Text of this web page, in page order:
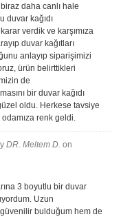
daha canlı hale
duvar kağıdı
verdik ve karşımıza
duvar kağıtları
anlayıp siparişimizi
ürün belirttikleri
de
bir duvar kağıdı
oldu. Herkese tavsiye
renk geldi.
DR. Meltem D. on
3 boyutlu bir duvar
Uzun
bulduğum hem de